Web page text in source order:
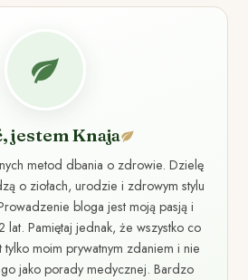
jestem Knaja
metod dbania o zdrowie. Dzielę
o ziołach, urodzie i zdrowym stylu
bloga jest moją pasją i
Pamiętaj jednak, że wszystko co
tylko moim prywatnym zdaniem i nie
jako porady medycznej. Bardzo